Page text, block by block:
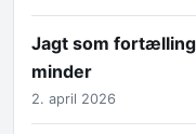
Jagt som
minder
2. april 2026